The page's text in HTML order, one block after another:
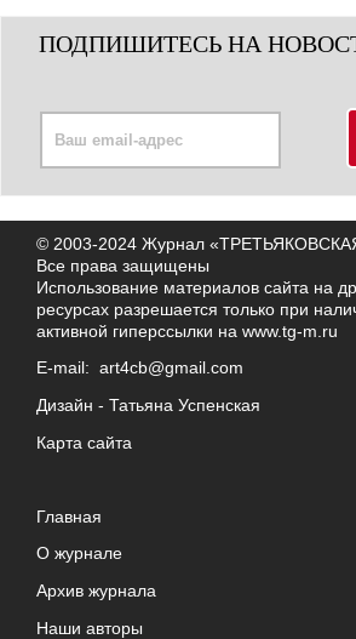
ПОДПИШИТЕСЬ НА
© 2003-2024 Журнал
Все права защищены
Использование материалов сайта на
ресурсах разрешается только при
активной гиперссылки на www.tg-m.ru
E-mail: art4cb@gmail.com
Дизайн - Татьяна Успенская
Карта сайта
Главная
О журнале
Архив журнала
Наши авторы